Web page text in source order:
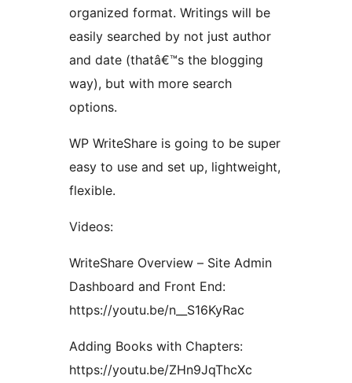
organized format. Writings will be
easily searched by not just author
and date (thatâ€™s the blogging
way), but with more search
options.
WP WriteShare is going to be super
easy to use and set up, lightweight,
flexible.
Videos:
WriteShare Overview – Site Admin
Dashboard and Front End:
https://youtu.be/n__S16KyRac
Adding Books with Chapters:
https://youtu.be/ZHn9JqThcXc